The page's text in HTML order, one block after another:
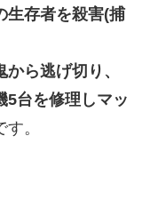
生存者を殺害(捕
から逃げ切り、
5台を修理しマッ
。